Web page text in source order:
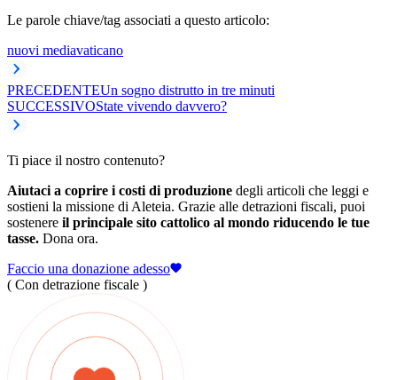
Le parole chiave/tag associati a questo articolo:
nuovi mediavaticano
PRECEDENTEUn sogno distrutto in tre minuti
SUCCESSIVOState vivendo davvero?
Ti piace il nostro contenuto?
Aiutaci a coprire i costi di produzione degli articoli che leggi e
sostieni la missione di Aleteia. Grazie alle detrazioni fiscali, puoi
sostenere il principale sito cattolico al mondo riducendo le tue
tasse. Dona ora.
Faccio una donazione adesso
( Con detrazione fiscale )